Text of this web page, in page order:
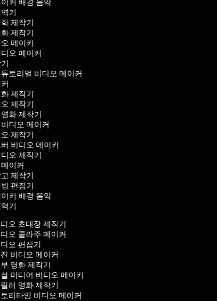
이커 배경 음악
역기
화 제작기
화 제작기
오 메이커
디오 메이커
기
튜토리얼 비디오 메이커
커
화 제작기
오 제작기
영화 제작기
비디오 메이커
오 제작기
버 비디오 메이커
디오 제작기
메이커
고 제작기
빙 편집기
이커 배경 음악
역기
오 초대장 제작기
오 콜라주 메이커
오 편집기
비디오 메이커
영화 제작기
미디어 비디오 메이커
러 영화 제작기
리타임 비디오 메이커